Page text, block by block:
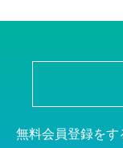
無料会員登録を